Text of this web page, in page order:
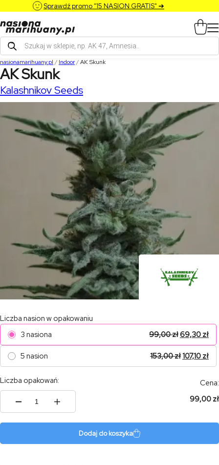
Sprawdź promo "15 NASION GRATIS" ➔
Wyszukiwarka
produktów
nasionamarihuany.pl / Indoor/AK Skunk
AK Skunk
Kalashnikov Seeds
Liczba nasion w opakowaniu
3 nasiona
99,00zł69,30 zł
5 nasion 153,00zł107,10 zł
Liczba opakowań:
ilość
Cena:
99,00 zł
Dodaj do koszyka